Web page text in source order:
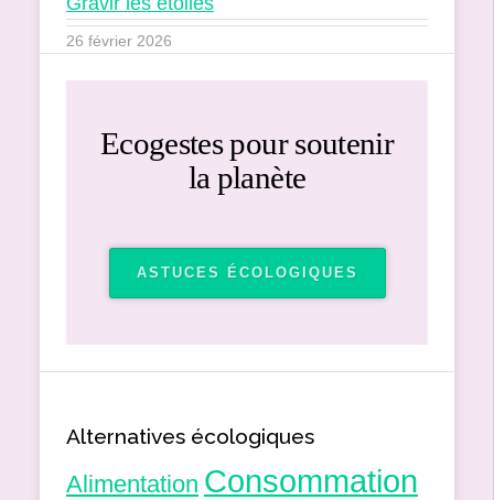
26 février 2026
Ecogestes pour soutenir
la planète
ASTUCES ÉCOLOGIQUES
Alternatives écologiques
Alimentation Consommation